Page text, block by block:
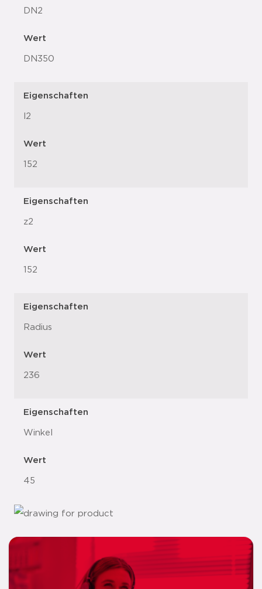
DN2
Wert
DN350
Eigenschaften
l2
Wert
152
Eigenschaften
z2
Wert
152
Eigenschaften
Radius
Wert
236
Eigenschaften
Winkel
Wert
45